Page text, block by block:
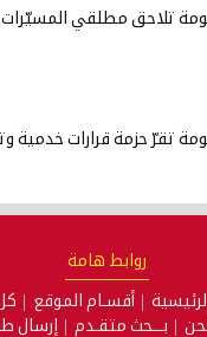
تلاحق مطلقي
تقرّ حزمة قرارات خدمية
روابط هامة
أقسـام الموقع
بـــحث متقـدم
إرسال